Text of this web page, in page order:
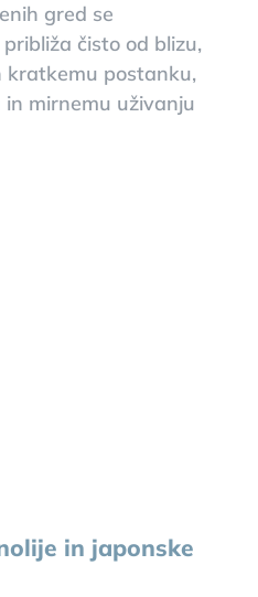
gred se
čisto od blizu,
kratkemu postanku,
mirnemu uživanju
in japonske